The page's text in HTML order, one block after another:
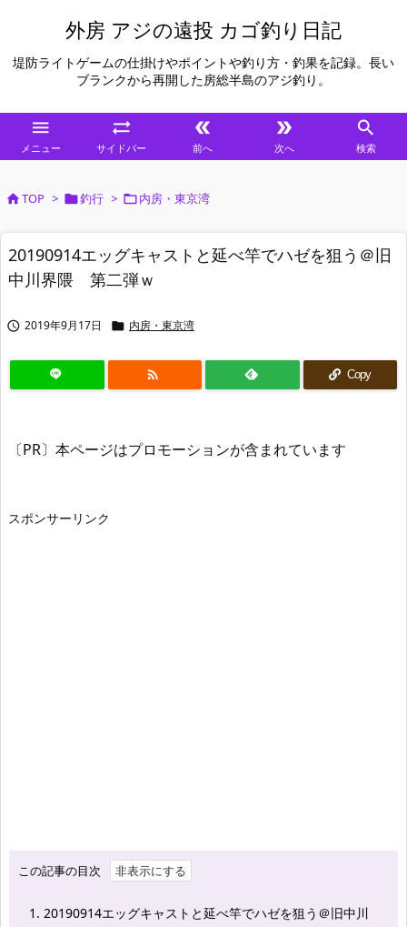
外房 アジの遠投 カゴ釣り日記
堤防ライトゲームの仕掛けやポイントや釣り方・釣果を記録。長い
ブランクから再開した房総半島のアジ釣り。

メニュー

サイドバー

前へ

次へ

検索
TOP > 釣行 > 内房・東京湾
20190914エッグキャストと延べ竿でハゼを狙う＠旧
中川界隈 第二弾ｗ
 2019年9月17日  内房・東京湾
 Copy
〔PR〕本ページはプロモーションが含まれています
スポンサーリンク
この記事の目次
1. 20190914エッグキャストと延べ竿でハゼを狙う＠旧中川